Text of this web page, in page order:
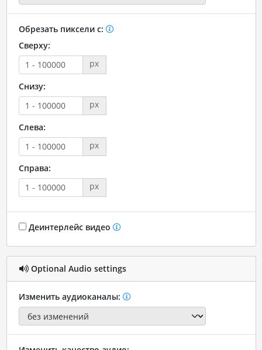
Обрезать пиксели с:
Сверху:
px
Снизу:
px
Слева:
px
Справа:
px
Деинтерлейс видео
Optional Audio settings
Изменить аудиоканалы: